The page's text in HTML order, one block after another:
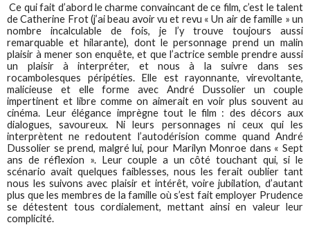
Ce qui fait d’abord le charme convaincant de ce film, c’est le talent
de Catherine Frot (j’ai beau avoir vu et revu « Un air de famille » un
nombre incalculable de fois, je l’y trouve toujours aussi
remarquable et hilarante), dont le personnage prend un malin
plaisir à mener son enquête, et que l’actrice semble prendre aussi
un plaisir à interpréter, et nous à la suivre dans ses
rocambolesques péripéties. Elle est rayonnante, virevoltante,
malicieuse et elle forme avec André Dussolier un couple
impertinent et libre comme on aimerait en voir plus souvent au
cinéma. Leur élégance imprègne tout le film : des décors aux
dialogues, savoureux. Ni leurs personnages ni ceux qui les
interprètent ne redoutent l’autodérision comme quand André
Dussolier se prend, malgré lui, pour Marilyn Monroe dans « Sept
ans de réflexion ». Leur couple a un côté touchant qui, si le
scénario avait quelques faiblesses, nous les ferait oublier tant
nous les suivons avec plaisir et intérêt, voire jubilation, d’autant
plus que les membres de la famille où s’est fait employer Prudence
se détestent tous cordialement, mettant ainsi en valeur leur
complicité.